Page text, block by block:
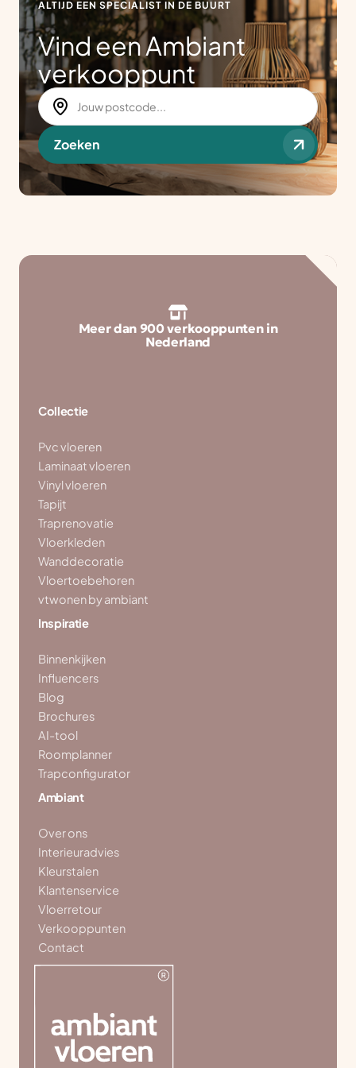
ALTIJD EEN SPECIALIST IN DE BUURT
Vind een Ambiant
verkooppunt
Zoeken
Meer dan 900 verkooppunten in
Nederland
Collectie
Pvc vloeren
Laminaat vloeren
Vinyl vloeren
Tapijt
Traprenovatie
Vloerkleden
Wanddecoratie
Vloertoebehoren
vtwonen by ambiant
Inspiratie
Binnenkijken
Influencers
Blog
Brochures
AI-tool
Roomplanner
Trapconfigurator
Ambiant
Over ons
Interieuradvies
Kleurstalen
Klantenservice
Vloerretour
Verkooppunten
Contact